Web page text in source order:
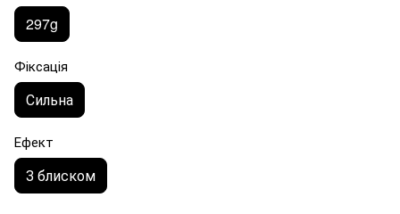
297g
Фіксація
Сильна
Ефект
З блиском